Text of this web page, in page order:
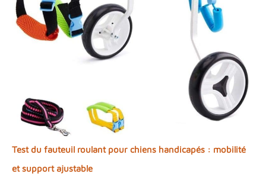
Test du fauteuil roulant pour chiens handicapés : mobilité
et support ajustable